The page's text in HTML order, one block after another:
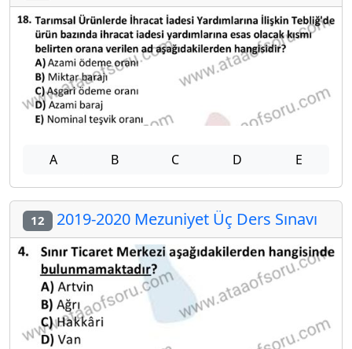
A B C D E
12 2019-2020 Mezuniyet Üç Ders Sınavı